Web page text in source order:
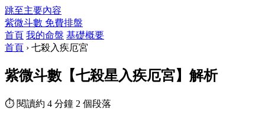
跳至主要內容
紫微斗數 免費排盤
首頁 我的命盤 基礎概要
首頁 › 七殺入疾厄宮
紫微斗數【七殺星入疾厄宮】解析
⏱ 閱讀約 4 分鐘 2 個段落